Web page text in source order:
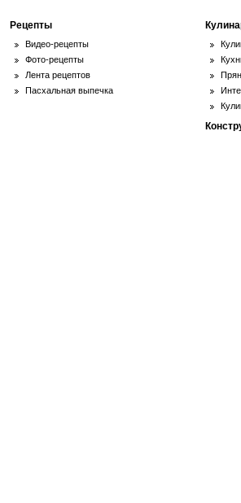
Рецепты
Видео-рецепты
Фото-рецепты
Лента рецептов
Пасхальная выпечка